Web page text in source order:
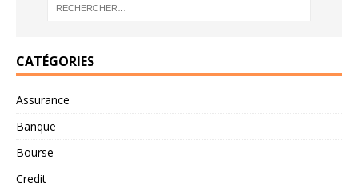
CATÉGORIES
Assurance
Banque
Bourse
Credit